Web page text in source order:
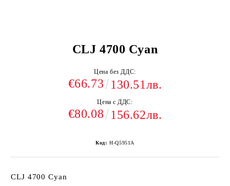
CLJ 4700 Cyan
Цена без ДДС:
€66.73 130.51лв.
Цена с ДДС:
€80.08 156.62лв.
Код: H-Q5951A
CLJ 4700 Cyan